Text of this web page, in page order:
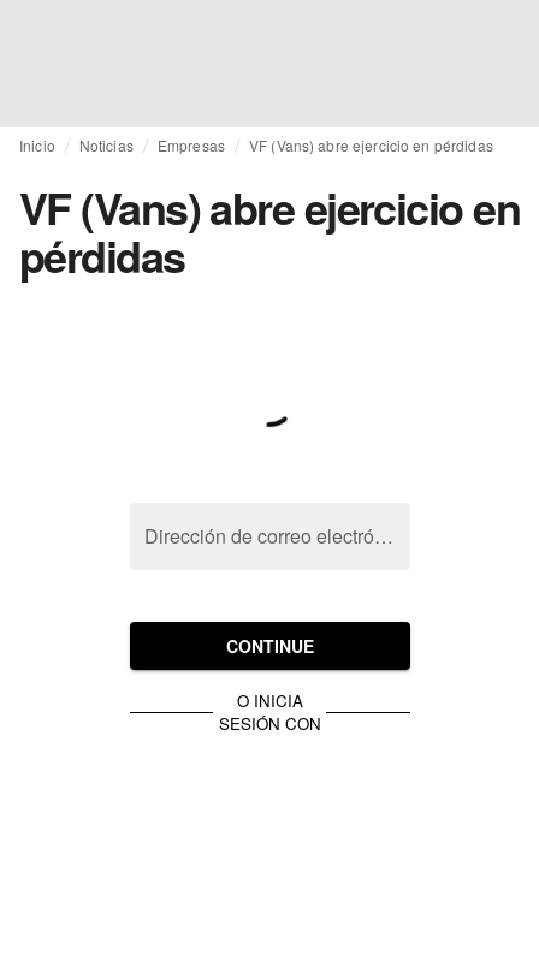
Inicio Noticias Empresas VF (Vans) abre ejercicio en pérdidas
VF (Vans) abre ejercicio en
pérdidas
Dirección de correo electrónico
CONTINUE
O INICIA
SESIÓN CON